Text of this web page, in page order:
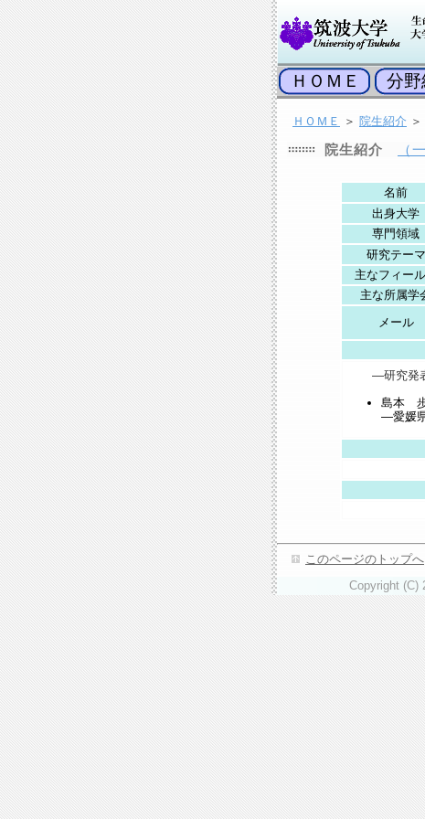
ＨＯＭＥ 分野
ＨＯＭＥ ＞ 院生紹介
院生紹介 （
名前
出身大学
専門領域
研究テーマ
主なフィー
主な所属学
メール
―研究発
島本 歩
―愛媛
このページのトップへ
Copyright (C)